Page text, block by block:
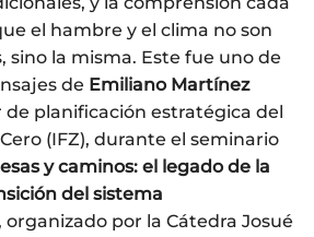
el hambre y el clima no son
sino la misma. Este fue uno de
de Emiliano Martínez
planificación estratégica del
(IFZ), durante el seminario
y caminos: el legado de la
del sistema
organizado por la Cátedra Josué